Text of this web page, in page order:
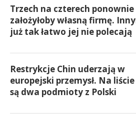
Trzech na czterech ponownie
założyłoby własną firmę.
już tak łatwo jej nie polecają
Restrykcje Chin uderzają w
europejski przemysł. Na liście
są dwa podmioty z Polski